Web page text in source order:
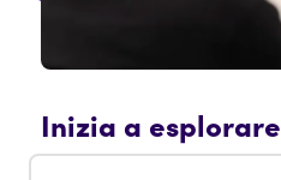
Inizia a esplorare